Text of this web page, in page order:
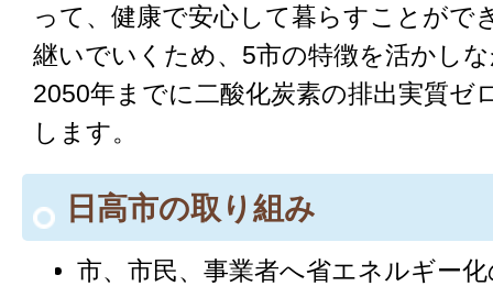
って、健康で安心して暮らすことがで
継いでいくため、5市の特徴を活かし
2050年までに二酸化炭素の排出実質ゼ
します。
日高市の取り組み
市、市民、事業者へ省エネルギー